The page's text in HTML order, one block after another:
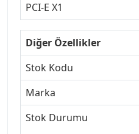
PCI-E X1
Diğer Özellikler
Stok Kodu
Marka
Stok Durumu